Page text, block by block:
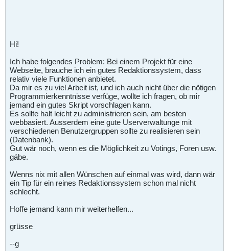
Hi!
Ich habe folgendes Problem: Bei einem Projekt für eine
Webseite, brauche ich ein gutes Redaktionssystem, dass
relativ viele Funktionen anbietet.
Da mir es zu viel Arbeit ist, und ich auch nicht über die nötigen
Programmierkenntnisse verfüge, wollte ich fragen, ob mir
jemand ein gutes Skript vorschlagen kann.
Es sollte halt leicht zu administrieren sein, am besten
webbasiert. Ausserdem eine gute Userverwaltunge mit
verschiedenen Benutzergruppen sollte zu realisieren sein
(Datenbank).
Gut wär noch, wenn es die Möglichkeit zu Votings, Foren usw.
gäbe.
Wenns nix mit allen Wünschen auf einmal was wird, dann wär
ein Tip für ein reines Redaktionssystem schon mal nicht
schlecht.
Hoffe jemand kann mir weiterhelfen...
grüsse
--g